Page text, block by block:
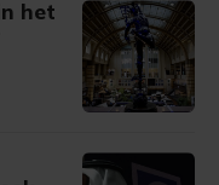
het